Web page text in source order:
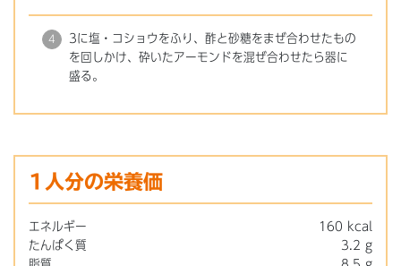
3に塩・コショウをふり、酢と砂糖をまぜ合わせたもの
を回しかけ、砕いたアーモンドを混ぜ合わせたら器に
盛る。
1人分の栄養価
エネルギー
160 kcal
たんぱく質
3.2 g